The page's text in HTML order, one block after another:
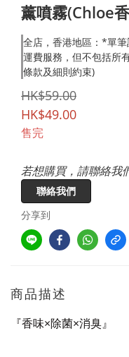
薰噴霧(Chloe
全店，香港地區：*單
運費服務，但不包括所
條款及細則約束)
HK$59.00
HK$49.00
售完
若想購買，請聯絡我
聯絡我們
分享到
商品描述
『香味×除菌×消臭』